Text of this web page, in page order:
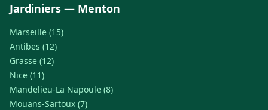
Jardiniers — Menton
Marseille (15)
Antibes (12)
Grasse (12)
Nice (11)
Mandelieu-La Napoule (8)
Mouans-Sartoux (7)